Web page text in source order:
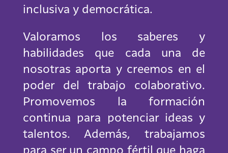
inclusiva y democrática.
Valoramos los saberes y
habilidades que cada una de
nosotras aporta y creemos en el
poder del trabajo colaborativo.
Promovemos la formación
continua para potenciar ideas y
talentos. Además, trabajamos
para ser un campo fértil que haga